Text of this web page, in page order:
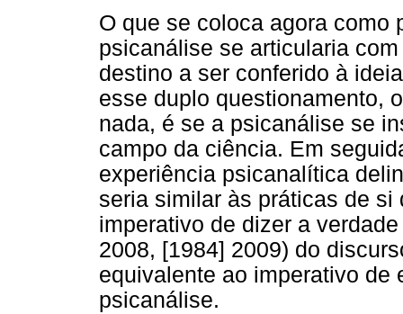
O que se coloca agora como
psicanálise se articularia
destino a ser conferido à
esse duplo questionamento,
nada, é se a psicanálise se
campo da ciência. Em
experiência psicanalítica
seria similar às práticas de
imperativo de dizer a verdade
2008, [1984] 2009) do
equivalente ao imperativo de
psicanálise.